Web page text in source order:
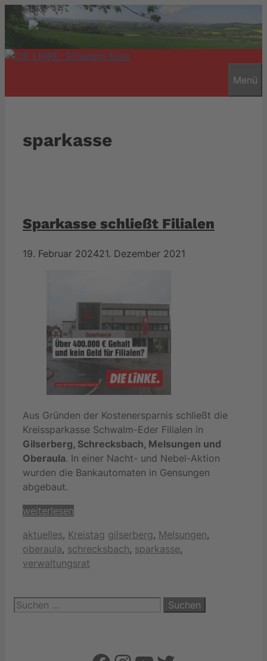
Zum
Inhalt
springen
Menü
sparkasse
Sparkasse schließt Filialen
19. Februar 202421. Dezember 2021
Aus Gründen der Kostenersparnis schließt die
Kreissparkasse Schwalm-Eder Filialen in
Gilserberg, Schrecksbach, Melsungen und
Oberaula. In einer Nacht- und Nebel-Aktion
wurden die Bankautomaten in Gensungen
abgebaut.
weiterlesen
Kategorien
aktuelles, Kreistag Schlagwörter
gilserberg, Melsungen,
oberaula, schrecksbach, sparkasse,
verwaltungsrat
Suchen
nach: